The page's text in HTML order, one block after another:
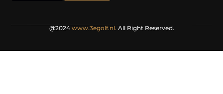
@2024www.3egolf.nl.All Right Reserved.